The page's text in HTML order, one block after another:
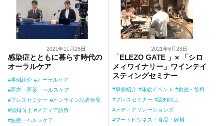
2021年11月26日
感染症とともに暮らす時代の
オーラルケア
事例紹介
オーラルケア
医療・医薬・ヘルスケア
プレスセミナー
オンライン記者会見
認知向上
メディア誘致
医療・ヘルスケア
2021年6月23日
「ELEZO GATE 」× 「シロ
メィワイナリー」ワインテイ
スティングセミナー
事例紹介 体験イベント
食品・飲料
プレスセミナー
認知向上
メディアリレーションズ
フードビジネス・食品・飲料